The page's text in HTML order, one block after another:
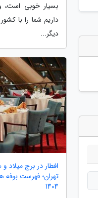
بسیار خوبی است،
داریم شما را با
دیگر...
تهران؛ فهرست بوفه
1404